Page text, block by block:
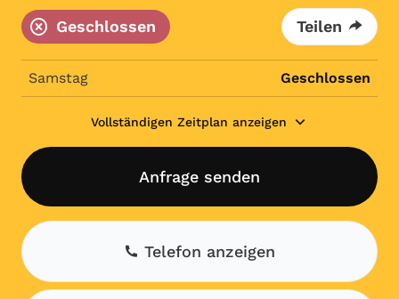
Geschlossen Teilen
Samstag Geschlossen
Vollständigen Zeitplan anzeigen
Anfrage senden
Telefon anzeigen